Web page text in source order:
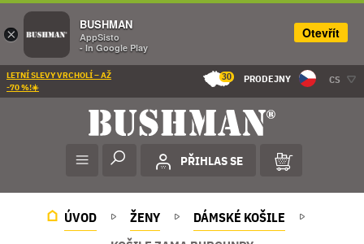
LETNÍ SLEVY VRCHOLÍ – AŽ
-70 %!☀️
30 PRODEJNY CS
PŘIHLAS SE
ÚVOD ŽENY
DÁMSKÉ KOŠILE
×
BUSHMAN
AppSisto
- In Google Play
Otevřít